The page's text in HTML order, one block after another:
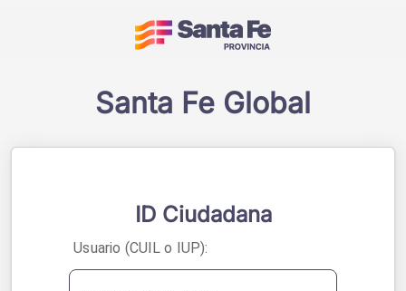
Acceso a sistemas -
Santa Fe Global
ID Ciudadana
Usuario (CUIL o IUP):